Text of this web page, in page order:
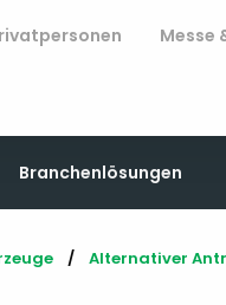
Messe
Branchenlösungen
Alternativer